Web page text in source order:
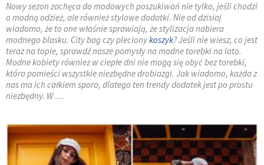
Nowy sezon zachęca do modowych poszukiwań nie tylko, jeśli chodzi
o modną odzież, ale również stylowe dodatki. Nie od dzisiaj
wiadomo, że to one właśnie sprawiają, że stylizacja nabiera
modnego blasku. City bag czy plecionykoszyk? Jeśli nie wiesz, co jest
teraz na topie, sprawdź nasze pomysły na modne torebki na lato.
Modne kobiety również w ciepłe dni nie mogą się obyć bez torebki,
która pomieści wszystkie niezbędne drobiazgi. Jak wiadomo, każda z
nas ma ich całkiem sporo, dlatego ten trendy dodatek jest po prostu
niezbędny. W …